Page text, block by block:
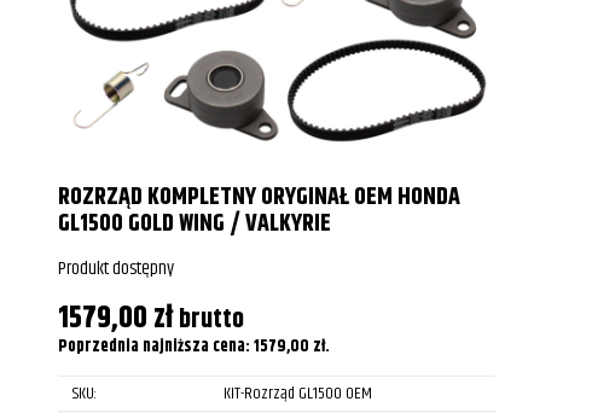
ROZRZĄD KOMPLETNY ORYGINAŁ OEM HONDA
GL1500 GOLD WING / VALKYRIE
Produkt dostępny
1579,00złbrutto
Poprzednia najniższa cena:1579,00 zł.
SKU:
KIT-Rozrząd GL1500 OEM